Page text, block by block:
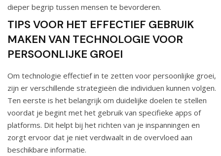
dieper begrip tussen mensen te bevorderen.
TIPS VOOR HET EFFECTIEF GEBRUIK
MAKEN VAN TECHNOLOGIE VOOR
PERSOONLIJKE GROEI
Om technologie effectief in te zetten voor persoonlijke groei,
zijn er verschillende strategieën die individuen kunnen volgen.
Ten eerste is het belangrijk om duidelijke doelen te stellen
voordat je begint met het gebruik van specifieke apps of
platforms. Dit helpt bij het richten van je inspanningen en
zorgt ervoor dat je niet verdwaalt in de overvloed aan
beschikbare informatie.